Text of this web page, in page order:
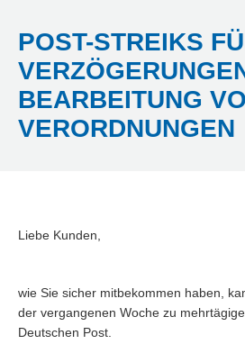
POST-STREIKS
BEARBEITUNG
VERORDNUNGEN
Liebe Kunden,
wie Sie sicher mitbekommen haben,
der vergangenen Woche zu
Deutschen Post.